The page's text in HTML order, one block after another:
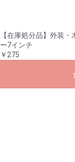
【在庫処分品】外装
ー7インチ
￥275